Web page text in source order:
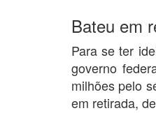
Bateu em
Para se ter
governo
milhões pelo
em retirada,